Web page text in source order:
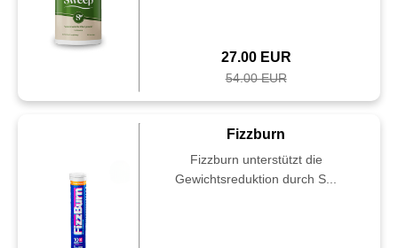
27.00 EUR
54.00 EUR
Fizzburn
Fizzburn unterstützt die
Gewichtsreduktion durch S...